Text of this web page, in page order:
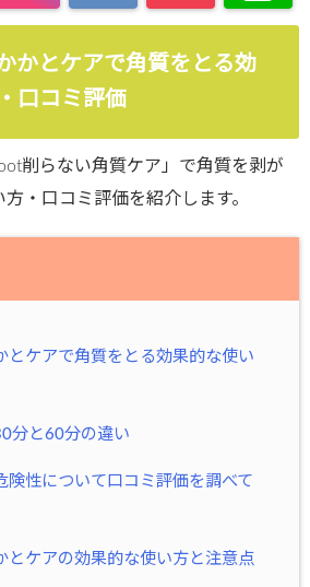
かとケアで角質をとる効
口コミ評価
削らない角質ケア」で角質を剥が
・口コミ評価を紹介します。
とケアで角質をとる効果的な使い
分と60分の違い
険性について口コミ評価を調べて
とケアの効果的な使い方と注意点